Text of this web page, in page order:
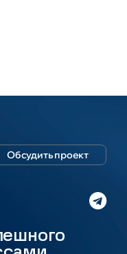
Обсудить проект